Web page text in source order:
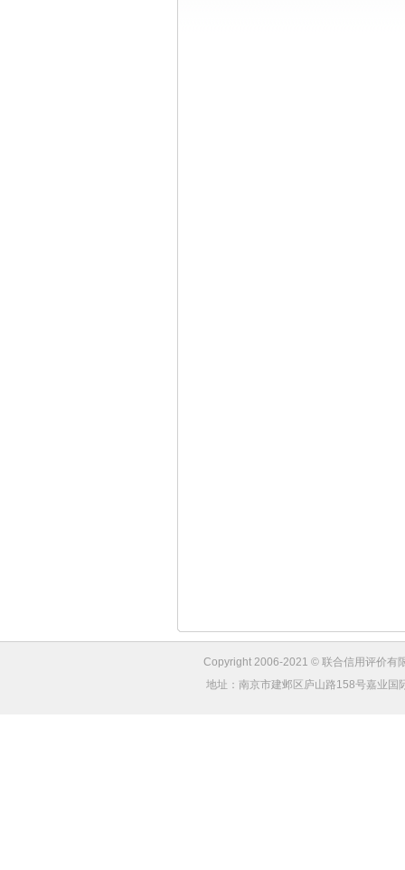
Copyright 2006-2021 © 联合信用评价有
地址：南京市建邺区庐山路158号嘉业